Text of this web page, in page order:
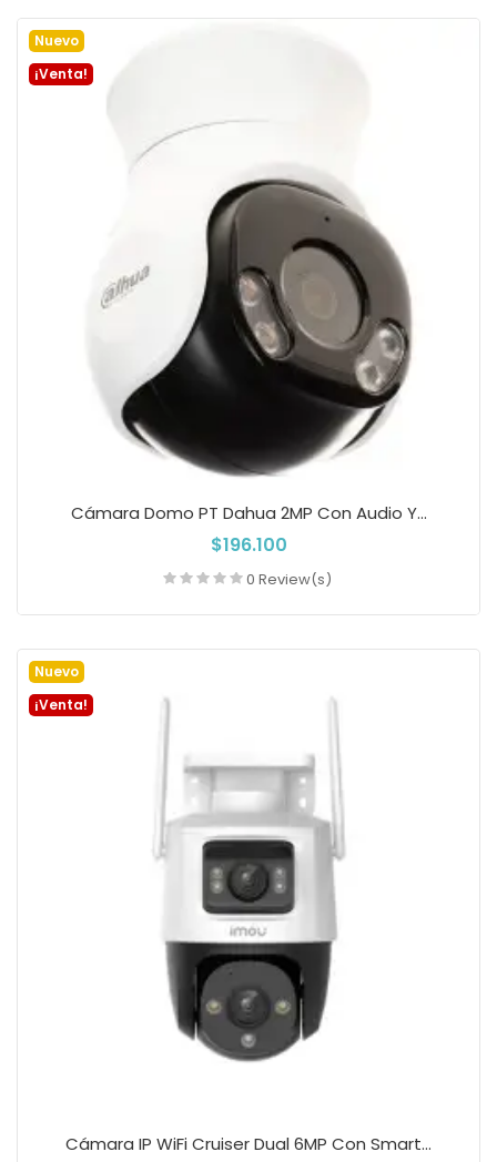
Nuevo
¡Venta!
Cámara Domo PT Dahua 2MP Con Audio Y...
$196.100
0 Review(s)
Nuevo
¡Venta!
Cámara IP WiFi Cruiser Dual 6MP Con Smart...